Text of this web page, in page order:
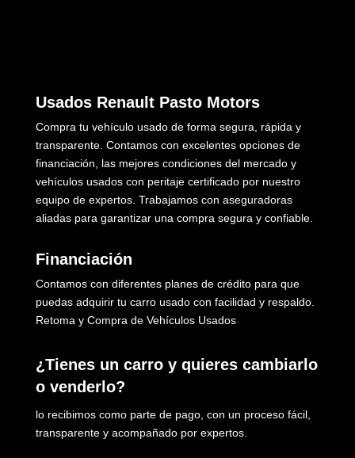
Usados Renault Pasto Motors
Compra tu vehículo usado de forma segura, rápida y
transparente. Contamos con excelentes opciones de
financiación, las mejores condiciones del mercado y
vehículos usados con peritaje certificado por nuestro
equipo de expertos. Trabajamos con aseguradoras
aliadas para garantizar una compra segura y confiable.
Financiación
Contamos con diferentes planes de crédito para que
puedas adquirir tu carro usado con facilidad y respaldo.
Retoma y Compra de Vehículos Usados
¿Tienes un carro y quieres cambiarlo
o venderlo?
lo recibimos como parte de pago, con un proceso fácil,
transparente y acompañado por expertos.